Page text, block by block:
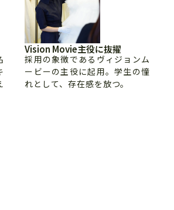
Vision Movie主役に抜擢
採用の象徴であるヴィジョンム
ービーの主役に起用。学生の憧
れとして、存在感を放つ。